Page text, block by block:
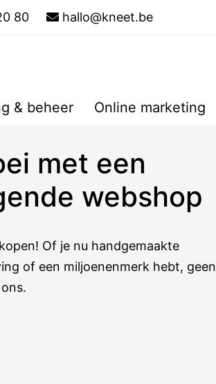
80 hallo@kneet.be
& beheer Online marketing
met een
webshop
Of je nu handgemaakte
of een miljoenenmerk hebt, geen